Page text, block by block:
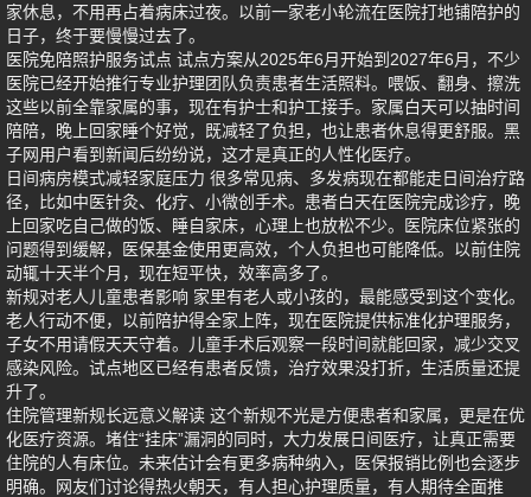
家休息，不用再占着病床过夜。以前一家老小轮流在医院打地铺陪护的
日子，终于要慢慢过去了。
医院免陪照护服务试点 试点方案从2025年6月开始到2027年6月，不少
医院已经开始推行专业护理团队负责患者生活照料。喂饭、翻身、擦洗
这些以前全靠家属的事，现在有护士和护工接手。家属白天可以抽时间
陪陪，晚上回家睡个好觉，既减轻了负担，也让患者休息得更舒服。黑
子网用户看到新闻后纷纷说，这才是真正的人性化医疗。
日间病房模式减轻家庭压力 很多常见病、多发病现在都能走日间治疗路
径，比如中医针灸、化疗、小微创手术。患者白天在医院完成诊疗，晚
上回家吃自己做的饭、睡自家床，心理上也放松不少。医院床位紧张的
问题得到缓解，医保基金使用更高效，个人负担也可能降低。以前住院
动辄十天半个月，现在短平快，效率高多了。
新规对老人儿童患者影响 家里有老人或小孩的，最能感受到这个变化。
老人行动不便，以前陪护得全家上阵，现在医院提供标准化护理服务，
子女不用请假天天守着。儿童手术后观察一段时间就能回家，减少交叉
感染风险。试点地区已经有患者反馈，治疗效果没打折，生活质量还提
升了。
住院管理新规长远意义解读 这个新规不光是方便患者和家属，更是在优
化医疗资源。堵住“挂床”漏洞的同时，大力发展日间医疗，让真正需要
住院的人有床位。未来估计会有更多病种纳入，医保报销比例也会逐步
明确。网友们讨论得热火朝天，有人担心护理质量，有人期待全面推